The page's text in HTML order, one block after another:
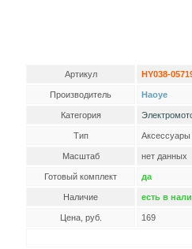
Артикул HY038-
Производитель Haoye
Категория
Тип Аксессуары
Масштаб нет данных
Готовый комплект да
Наличие есть в
Цена, руб. 169